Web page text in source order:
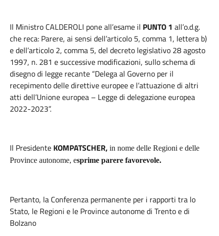
Il Ministro CALDEROLI pone all’esame il PUNTO 1 all’o.d.g.
che reca: Parere, ai sensi dell’articolo 5, comma 1, lettera b)
e dell’articolo 2, comma 5, del decreto legislativo 28 agosto
1997, n. 281 e successive modificazioni, sullo schema di
disegno di legge recante “Delega al Governo per il
recepimento delle direttive europee e l’attuazione di altri
atti dell’Unione europea – Legge di delegazione europea
2022-2023”.
Il Presidente KOMPATSCHER, in nome delle Regioni e delle
Province autonome, esprime parere favorevole.
Pertanto, la Conferenza permanente per i rapporti tra lo
Stato, le Regioni e le Province autonome di Trento e di
Bolzano